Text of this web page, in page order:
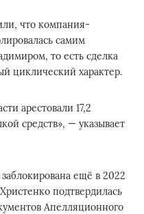
что компания-
самим
то есть сделка
циклический характер.
арестовали 17,2
средств», — указывает
ещё в 2022
подтвердилась
Апелляционного